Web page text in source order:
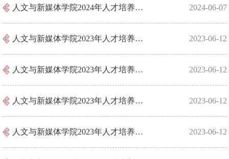
人文与新媒体学院2024年人才培养方案—中国史[060200] 2024-06-07
人文与新媒体学院2023年人才培养方案—学科教学（语文）[045103]（非全日制） 2023-06-12
人文与新媒体学院2023年人才培养方案—学科教学（语文）[045103] 2023-06-12
人文与新媒体学院2023年人才培养方案— 中国语言文学[050100] 2023-06-12
人文与新媒体学院2023年人才培养方案—学科教学（历史）[045109] 2023-06-12